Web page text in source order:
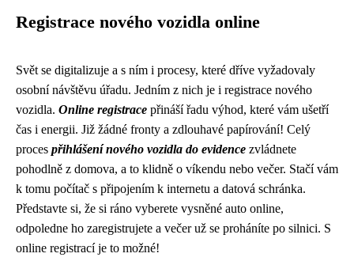
Registrace nového vozidla online
Svět se digitalizuje a s ním i procesy, které dříve vyžadovaly
osobní návštěvu úřadu. Jedním z nich je i registrace nového
vozidla. Online registrace přináší řadu výhod, které vám ušetří
čas i energii. Již žádné fronty a zdlouhavé papírování! Celý
proces přihlášení nového vozidla do evidence zvládnete
pohodlně z domova, a to klidně o víkendu nebo večer. Stačí vám
k tomu počítač s připojením k internetu a datová schránka.
Představte si, že si ráno vyberete vysněné auto online,
odpoledne ho zaregistrujete a večer už se proháníte po silnici. S
online registrací je to možné!